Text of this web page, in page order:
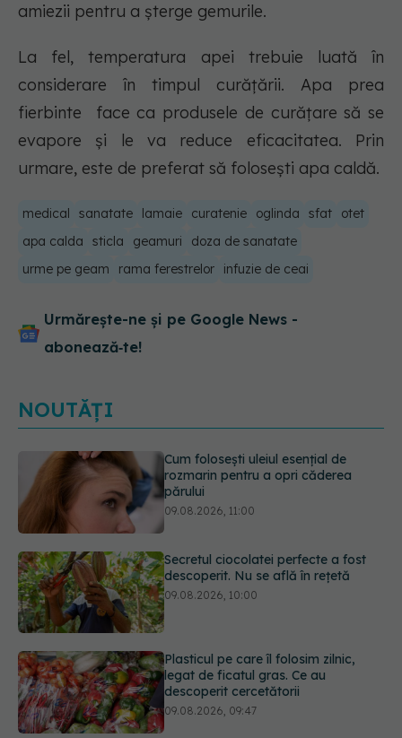
amiezii pentru a șterge gemurile.
La fel, temperatura apei trebuie luată în
considerare în timpul curățării. Apa prea
fierbinte face ca produsele de curățare să se
evapore și le va reduce eficacitatea. Prin
urmare, este de preferat să folosești apa caldă.
medical sanatate lamaie curatenie oglinda sfat
otet
apa calda
sticla geamuri
doza de sanatate
urme pe geam
rama ferestrelor infuzie de ceai
Urmărește-ne și pe Google News -
abonează‑te!
NOUTĂȚI
Secretul ciocolatei perfecte a fost
descoperit. Nu se află în rețetă
09.08.2026, 10:00
Plasticul pe care îl folosim zilnic,
legat de ficatul gras. Ce au
descoperit cercetătorii
Simptomele infecției cu Helicobacter
pylori. Se poate trăi cu această
bacterie în stomac?